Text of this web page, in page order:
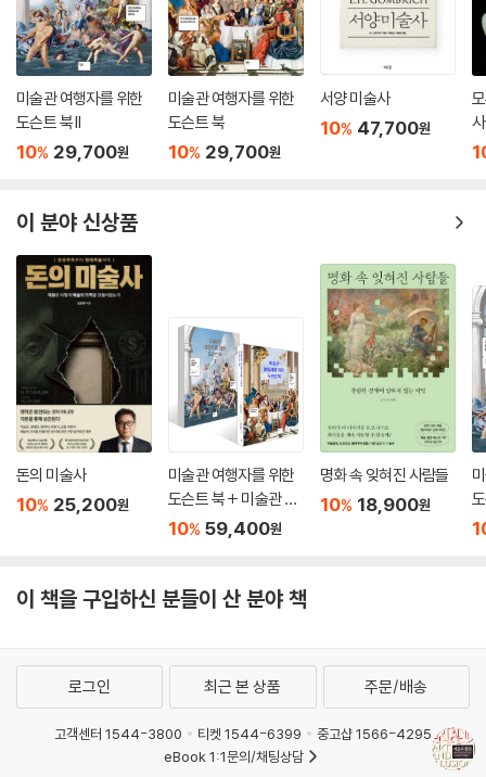
하는 데 흥미가 있는 누구에게라도 결정적인 책이 될 것이다. 전문적인 미
술사 연구자들은 물론, 연대기적으로 그리고 사실과 흥미 위주의 양식(樣
式)의 역사로 서술되고 있는 ‘서양미술사’류의 책을 이미 섭렵한 일반 독자
들이라면, 미술사 이면의 좀더 근본적인 문제의 세계인 이 책 『예술과 환
영』에 쉽게 접근할 수 있을 것이다.
미술관 여행자를 위한
도슨트 북 II
10% 29,700원
미술관 여행자를 위한
도슨트 북
10% 29,700원
서양 미술사
10% 47,700원
사
이 분야 신상품
돈의 미술사
10% 25,200원
미술관 여행자를 위한
도슨트 북 + 미술관 여
행자를 위한 도슨트 북 I
10% 59,400원
명화 속 잊혀진 사람들
10% 18,900원
이 책을 구입하신 분들이 산 분야 책
로그인 최근 본 상품 주문/배송
고객센터 1544-3800 티켓 1544-6399
중고샵 1566-4295
eBook 1:1문의/채팅상담